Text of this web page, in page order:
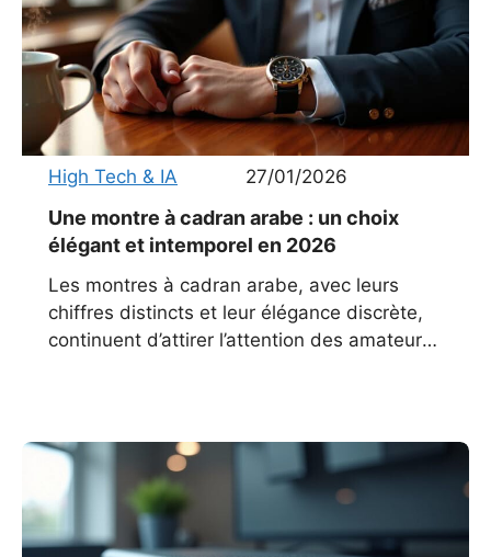
High Tech & IA 27/01/2026
Une montre à cadran arabe : un choix
élégant et intemporel en 2026
Les montres à cadran arabe, avec leurs
chiffres distincts et leur élégance discrète,
continuent d’attirer l’attention des amateurs